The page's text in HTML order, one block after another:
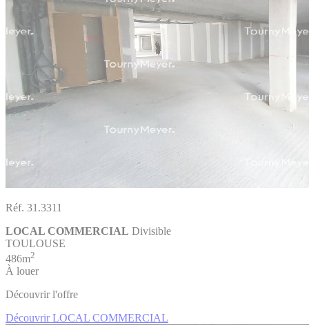
Réf. 31.3311
LOCAL COMMERCIAL Divisible
TOULOUSE
486m2
À louer
Découvrir l'offre
Découvrir LOCAL COMMERCIAL